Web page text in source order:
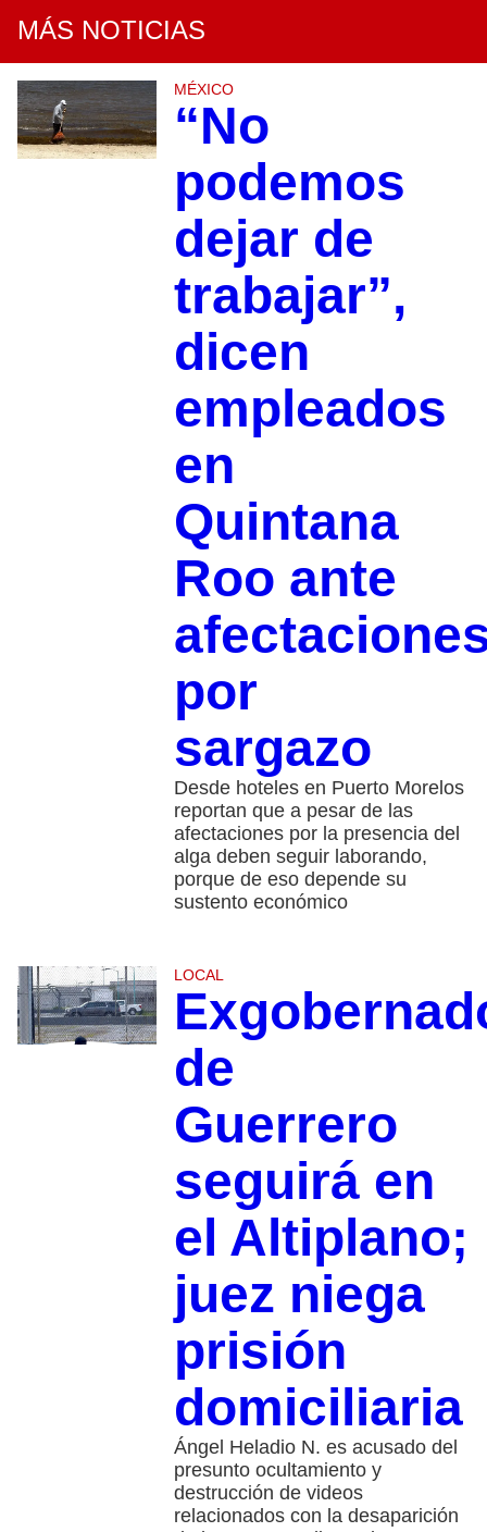
MÁS NOTICIAS
MÉXICO
“No
podemos
dejar de
trabajar”,
dicen
empleados
en
Quintana
Roo ante
por
sargazo
Desde hoteles en Puerto Morelos
reportan que a pesar de las
afectaciones por la presencia del
alga deben seguir laborando,
porque de eso depende su
sustento económico
LOCAL
de
Guerrero
seguirá en
el Altiplano;
juez niega
prisión
domiciliaria
Ángel Heladio N. es acusado del
presunto ocultamiento y
destrucción de videos
relacionados con la desaparición